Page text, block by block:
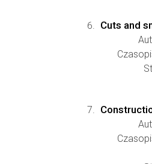
Cuts and